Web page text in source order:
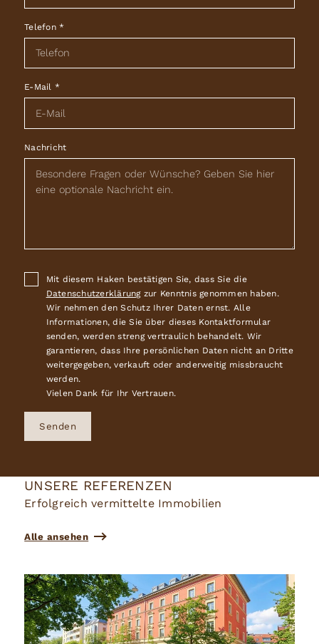
Telefon*
E-Mail *
Nachricht
Mit diesem Haken bestätigen Sie, dass Sie die
Datenschutzerklärungzur Kenntnis genommen haben.
Wir nehmen den Schutz Ihrer Daten ernst. Alle
Informationen, die Sie über dieses Kontaktformular
senden, werden streng vertraulich behandelt. Wir
garantieren, dass Ihre persönlichen Daten nicht an Dritte
weitergegeben, verkauft oder anderweitig missbraucht
werden.
Vielen Dank für Ihr Vertrauen.
Senden
UNSERE REFERENZEN
Erfolgreich vermittelte Immobilien
Alle ansehen